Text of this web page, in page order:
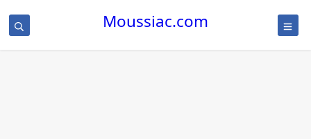
Moussiac.com